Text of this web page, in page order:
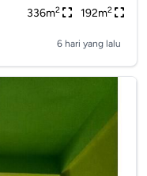
336m2 192m2
6 hari yang lalu